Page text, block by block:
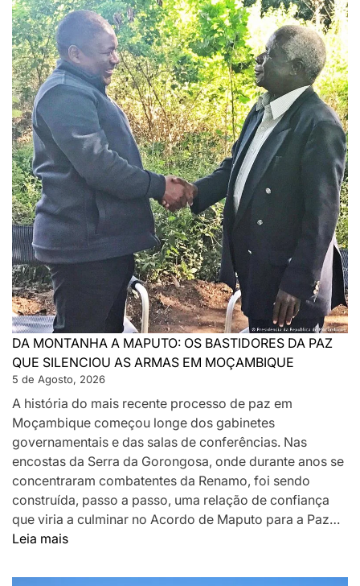
DA MONTANHA A MAPUTO: OS BASTIDORES DA PAZ
QUE SILENCIOU AS ARMAS EM MOÇAMBIQUE
5 de Agosto, 2026
A história do mais recente processo de paz em
Moçambique começou longe dos gabinetes
governamentais e das salas de conferências. Nas
encostas da Serra da Gorongosa, onde durante anos se
concentraram combatentes da Renamo, foi sendo
construída, passo a passo, uma relação de confiança
que viria a culminar no Acordo de Maputo para a Paz…
Leia mais:
MONTANHA